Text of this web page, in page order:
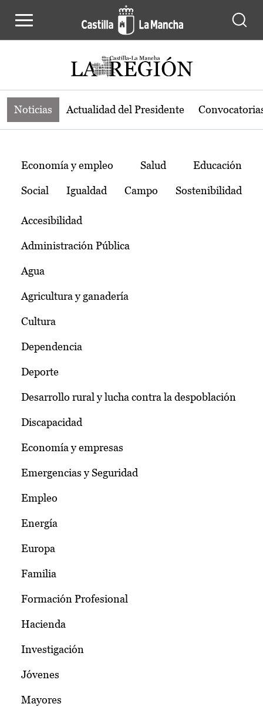
Noticias de la región de Castilla-La
Noticias Actualidad del Presidente
Temas
Economía y empleo Salud Educación
Social Igualdad Campo Sostenibilidad
Accesibilidad
Administración Pública
Agua
Agricultura y ganadería
Cultura
Dependencia
Deporte
Desarrollo rural y lucha contra la despoblación
Discapacidad
Economía y empresas
Emergencias y Seguridad
Empleo
Energía
Europa
Familia
Formación Profesional
Hacienda
Investigación
Jóvenes
Mayores